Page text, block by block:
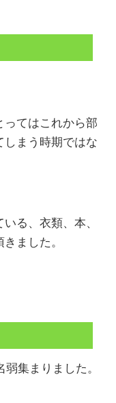
ってはこれから部
しまう時期ではな
る、衣類、本、
ました。
集まりました。